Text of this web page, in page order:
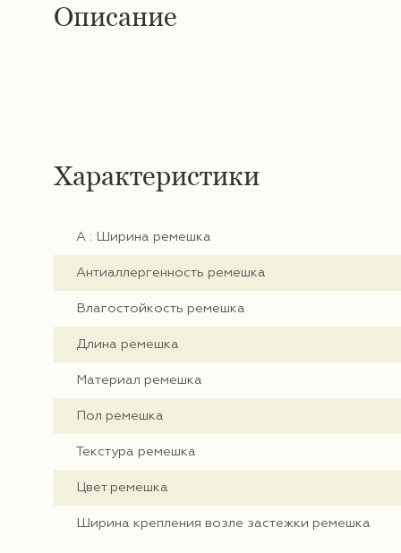
Описание
Характеристики
А : Ширина ремешка
Антиаллергенность ремешка
Влагостойкость ремешка
Длина ремешка
Материал ремешка
Пол ремешка
Текстура ремешка
Цвет ремешка
Ширина крепления возле застежки ремешка